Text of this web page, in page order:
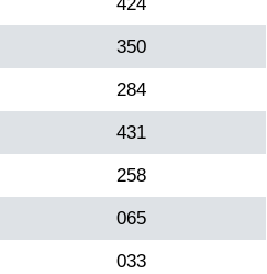
350
284
431
258
065
033